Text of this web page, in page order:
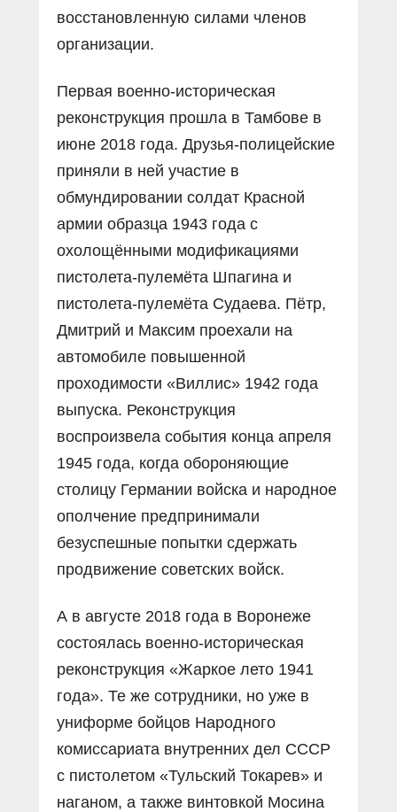
восстановленную силами членов
организации.
Первая военно-историческая
реконструкция прошла в Тамбове в
июне 2018 года. Друзья-полицейские
приняли в ней участие в
обмундировании солдат Красной
армии образца 1943 года с
охолощёнными модификациями
пистолета-пулемёта Шпагина и
пистолета-пулемёта Судаева. Пётр,
Дмитрий и Максим проехали на
автомобиле повышенной
проходимости «Виллис» 1942 года
выпуска. Реконструкция
воспроизвела события конца апреля
1945 года, когда обороняющие
столицу Германии войска и народное
ополчение предпринимали
безуспешные попытки сдержать
продвижение советских войск.
А в августе 2018 года в Воронеже
состоялась военно-историческая
реконструкция «Жаркое лето 1941
года». Те же сотрудники, но уже в
униформе бойцов Народного
комиссариата внутренних дел СССР
с пистолетом «Тульский Токарев» и
наганом, а также винтовкой Мосина